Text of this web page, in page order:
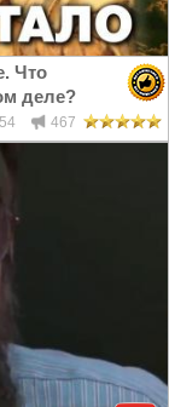
Что
деле?
467